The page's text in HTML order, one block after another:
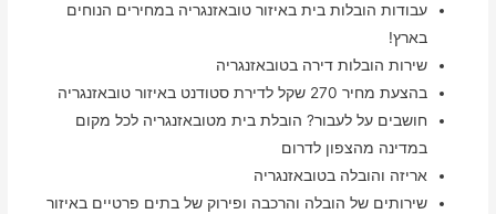
עבודות הובלות בית באיזור טובאזנגריה במחירים הנוחים
בארץ!
שירות הובלות דירה בטובאזנגריה
בהצעת מחיר 270 שקל לדירת סטודנט באיזור טובאזנגריה
חושבים על לעבור? הובלת בית מטובאזנגריה לכל מקום
במדינה מהצפון לדרום
אריזה והובלה בטובאזנגריה
שירותים של הובלה והרכבה ופירוק של בתים פרטיים באיזור